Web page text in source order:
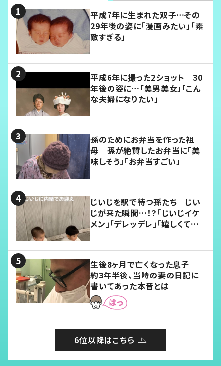
平成7年に生まれた双子…その
29年後の姿に「漫画みたい」「素
敵すぎる」
平成6年に撮った2ショット 30
年後の姿に…「美男美女」「こん
な夫婦になりたい」
孫のためにお弁当を作った祖
母 孫が絶賛したお弁当に「美
味しそう」「お弁当すごい」
じいじを駅で待つ孫たち じい
じが来た瞬間…！？「じいじイケ
メン」「デレッデレ」「嬉しくて可
生後8ヶ月で亡くなった息子
約3年半後、当時の妻の日記に
書いてあった本音とは
6位以降はこちら